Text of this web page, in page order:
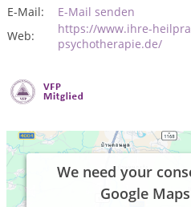
E-Mail:
E-Mail senden
Web:
https://www.ihre-
psychotherapie.de/
We need your
Google